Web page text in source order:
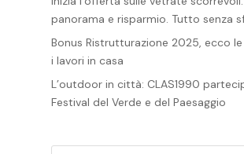
panorama e risparmio. Tutto senza
Bonus Ristrutturazione 2025, ecco
i lavori in casa
L’outdoor in città: CLAS1990
Festival del Verde e del Paesaggio